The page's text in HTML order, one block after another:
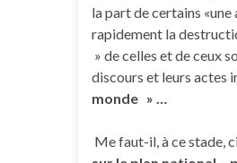
la part de certains «une
rapidement la
» de celles et de ceux
discours et leurs actes
monde » …
Me faut-il, à ce stade,